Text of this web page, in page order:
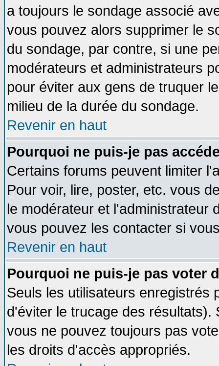
a toujours le sondage associé
vous pouvez alors supprimer le
du sondage, par contre, si une
modérateurs et administrateurs
pour éviter aux gens de truquer
milieu de la durée du sondage.
Revenir en haut
Pourquoi ne puis-je pas
Certains forums peuvent limiter
Pour voir, lire, poster, etc. vous
le modérateur et l'administrateur
vous pouvez les contacter si
Revenir en haut
Pourquoi ne puis-je pas voter
Seuls les utilisateurs enregistrés
d'éviter le trucage des
vous ne pouvez toujours pas
les droits d'accès appropriés.